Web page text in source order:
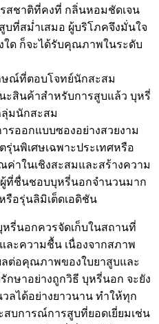
สชาติที่คงที่ กลิ่นหอมชัดเจน
ที่สม่ำเสมอ ผู้บริโภคจึงมั่นใจ
ใด ก็จะได้รับคุณภาพในระดับ
ษณ์ที่ตอบโจทย์นักสะสม
ะสินค้าสำหรับการสูบแล้ว บุหรี่
มนักสะสม
รออกแบบซองอย่างสวยงาม
นพิเศษเฉพาะประเทศหรือ
ค่าในเชิงสะสมและสร้างความ
ที่ชื่นชอบบุหรี่นอกจำนวนมาก
รือรุ่นลิมิเต็ดเอดิชัน
รี่นอกควรจัดเก็บในสถานที่
ละความชื้น เนื่องจากสภาพ
ต่อคุณภาพของใบยาสูบและ
กษาอย่างถูกวิธี บุหรี่นอก จะยัง
ลได้อย่างยาวนาน ทำให้ทุก
สบการณ์การสูบที่ยอดเยี่ยมเช่น